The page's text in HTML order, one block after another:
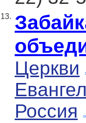
13.
Церкви
Россия